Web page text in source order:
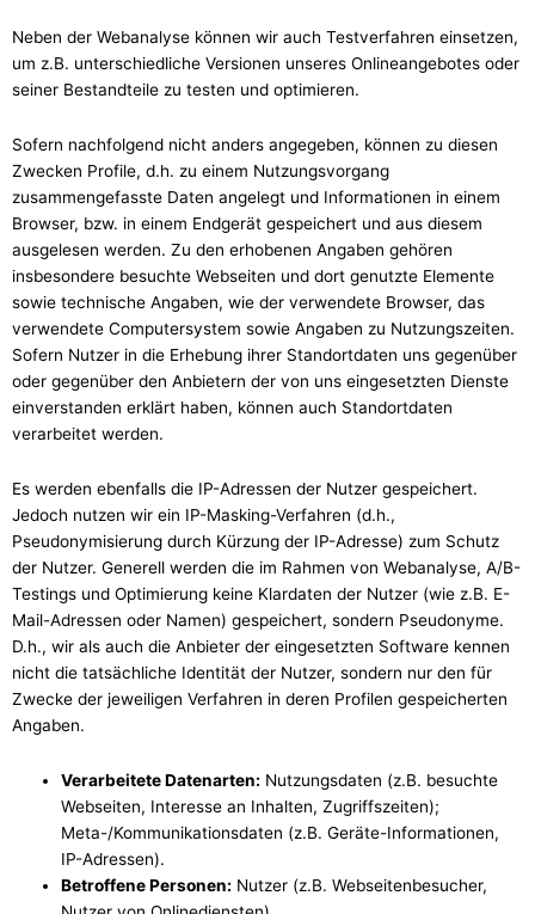
Neben der Webanalyse können wir auch Testverfahren einsetzen,
um z.B. unterschiedliche Versionen unseres Onlineangebotes oder
seiner Bestandteile zu testen und optimieren.
Sofern nachfolgend nicht anders angegeben, können zu diesen
Zwecken Profile, d.h. zu einem Nutzungsvorgang
zusammengefasste Daten angelegt und Informationen in einem
Browser, bzw. in einem Endgerät gespeichert und aus diesem
ausgelesen werden. Zu den erhobenen Angaben gehören
insbesondere besuchte Webseiten und dort genutzte Elemente
sowie technische Angaben, wie der verwendete Browser, das
verwendete Computersystem sowie Angaben zu Nutzungszeiten.
Sofern Nutzer in die Erhebung ihrer Standortdaten uns gegenüber
oder gegenüber den Anbietern der von uns eingesetzten Dienste
einverstanden erklärt haben, können auch Standortdaten
verarbeitet werden.
Es werden ebenfalls die IP-Adressen der Nutzer gespeichert.
Jedoch nutzen wir ein IP-Masking-Verfahren (d.h.,
Pseudonymisierung durch Kürzung der IP-Adresse) zum Schutz
der Nutzer. Generell werden die im Rahmen von Webanalyse, A/B-
Testings und Optimierung keine Klardaten der Nutzer (wie z.B. E-
Mail-Adressen oder Namen) gespeichert, sondern Pseudonyme.
D.h., wir als auch die Anbieter der eingesetzten Software kennen
nicht die tatsächliche Identität der Nutzer, sondern nur den für
Zwecke der jeweiligen Verfahren in deren Profilen gespeicherten
Angaben.
Verarbeitete Datenarten: Nutzungsdaten (z.B. besuchte
Webseiten, Interesse an Inhalten, Zugriffszeiten);
Meta-/Kommunikationsdaten (z.B. Geräte-Informationen,
IP-Adressen).
Betroffene Personen: Nutzer (z.B. Webseitenbesucher,